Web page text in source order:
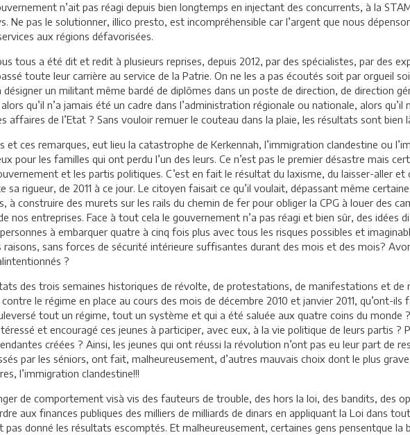
n’ait pas réagi depuis bien longtemps en injectant des concurrents, à la
pas le solutionner, illico presto, est incompréhensible car l’argent que nous
aux régions défavorisées.
tous a été dit et redit à plusieurs reprises, depuis 2012, par des spécialistes, par des
toute leur carrière au service de la Patrie. On ne les a pas écoutés soit par orgueil
un militant même bardé de diplômes dans un poste de direction, de direction
qu’il n’a jamais été un cadre dans l’administration régionale ou nationale, alors qu’il
affaires de l’Etat ? Sans vouloir remuer le couteau dans la plaie, les résultats sont bien
ces remarques, eut lieu la catastrophe de Kerkennah, l’immigration clandestine ou
pour les familles qui ont perdu l’un des leurs. Ce n’est pas le premier désastre mais
et les partis politiques. C’est en fait le résultat du laxisme, du laisser-aller et
rigueur, de 2011 à ce jour. Le citoyen faisait ce qu’il voulait, dépassant même
construire des murets sur les rails du chemin de fer pour obliger la CPG à louer des
entreprises. Face à tout cela le gouvernement n’a pas réagi et bien sûr, des idées
à embarquer quatre à cinq fois plus avec tous les risques possibles et
raisons, sans forces de sécurité intérieure suffisantes durant des mois et des mois?
?
des trois semaines historiques de révolte, de protestations, de manifestations et de
le régime en place au cours des mois de décembre 2010 et janvier 2011, qu’ont-ils
tout un régime, tout un système et qui a été saluée aux quatre coins du monde
et encouragé ces jeunes à participer, avec eux, à la vie politique de leurs partis
créées ? Ainsi, les jeunes qui ont réussi la révolution n’ont pas eu leur part de
par les séniors, ont fait, malheureusement, d’autres mauvais choix dont le plus
l’immigration clandestine!!!
de comportement visà vis des fauteurs de trouble, des hors la loi, des bandits, des
aux finances publiques des milliers de milliards de dinars en appliquant la Loi dans
pas donné les résultats escomptés. Et malheureusement, certaines gens pensentque